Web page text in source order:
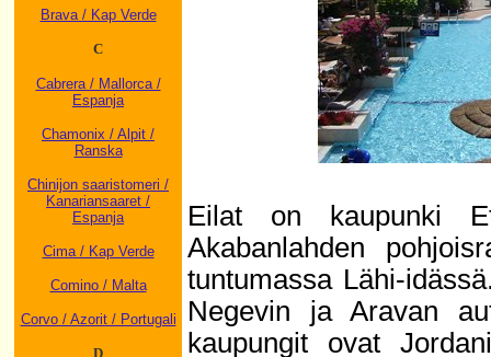
Brava / Kap Verde
C
Cabrera / Mallorca /
Espanja
Chamonix / Alpit /
Ranska
Chinijon saaristomeri /
Kanariansaaret /
Espanja
Cima / Kap Verde
Comino / Malta
Corvo / Azorit / Portugali
D
Eilat on kaupunki
Akabanlahden
tuntumassa Lähi-
Negevin ja Aravan
kaupungit ovat